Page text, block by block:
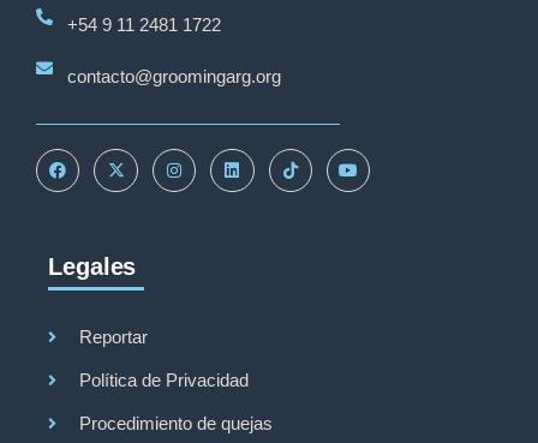
+54 9 11 2481 1722
contacto@groomingarg.org
Legales
Reportar
Política de Privacidad
Procedimiento de quejas